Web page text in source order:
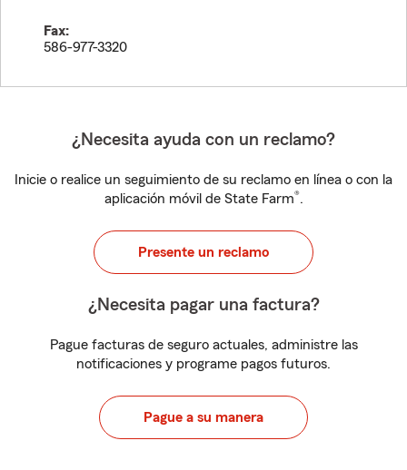
Fax:
586-977-3320
¿Necesita ayuda con un reclamo?
Inicie o realice un seguimiento de su reclamo en línea o con la
aplicación móvil de State Farm®.
Presente un reclamo
¿Necesita pagar una factura?
Pague facturas de seguro actuales, administre las
notificaciones y programe pagos futuros.
Pague a su manera